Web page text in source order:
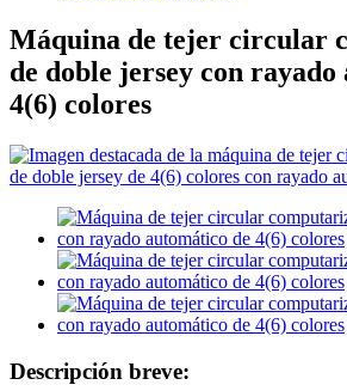
Máquina de tejer circular
de doble jersey con rayado
4(6) colores
Descripción breve: